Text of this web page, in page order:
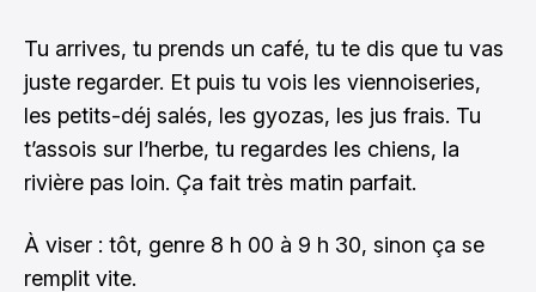
Tu arrives, tu prends un café, tu te dis que tu vas
juste regarder. Et puis tu vois les viennoiseries,
les petits-déj salés, les gyozas, les jus frais. Tu
t’assois sur l’herbe, tu regardes les chiens, la
rivière pas loin. Ça fait très matin parfait.
À viser : tôt, genre 8 h 00 à 9 h 30, sinon ça se
remplit vite.